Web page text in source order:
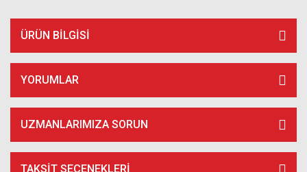
ÜRÜN BILGISI
YORUMLAR
UZMANLARIMIZA SORUN
TAKSIT SEÇENEKLERI